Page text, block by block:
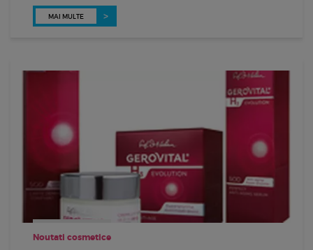
MAI MULTE
Noutati cosmetice